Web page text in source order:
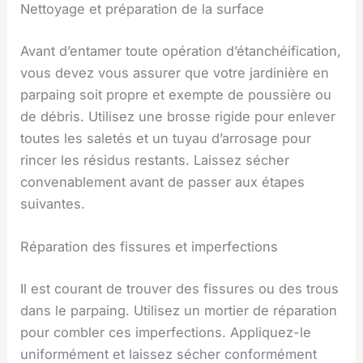
Nettoyage et préparation de la surface
Avant d’entamer toute opération d’étanchéification,
vous devez vous assurer que votre jardinière en
parpaing soit propre et exempte de poussière ou
de débris. Utilisez une brosse rigide pour enlever
toutes les saletés et un tuyau d’arrosage pour
rincer les résidus restants. Laissez sécher
convenablement avant de passer aux étapes
suivantes.
Réparation des fissures et imperfections
Il est courant de trouver des fissures ou des trous
dans le parpaing. Utilisez un mortier de réparation
pour combler ces imperfections. Appliquez-le
uniformément et laissez sécher conformément